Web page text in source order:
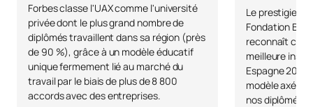
Forbes classe l'UAX comme l'université
privée dont le plus grand nombre de
diplômés travaillent dans sa région (près
de 90 %), grâce à un modèle éducatif
unique fermement lié au marché du
travail par le biais de plus de 8 800
accords avec des entreprises.
Le prestigieux
Fondation
reconnaît
meilleure
Espagne
modèle axé
nos diplômés.